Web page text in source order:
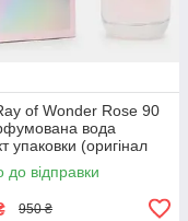
of Wonder Rose 90
вода
упаковки (оригінал
Іспанія)
до відправки
950 ₴